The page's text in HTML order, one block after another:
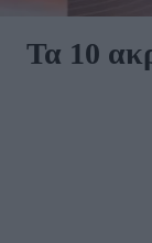
Τα 10